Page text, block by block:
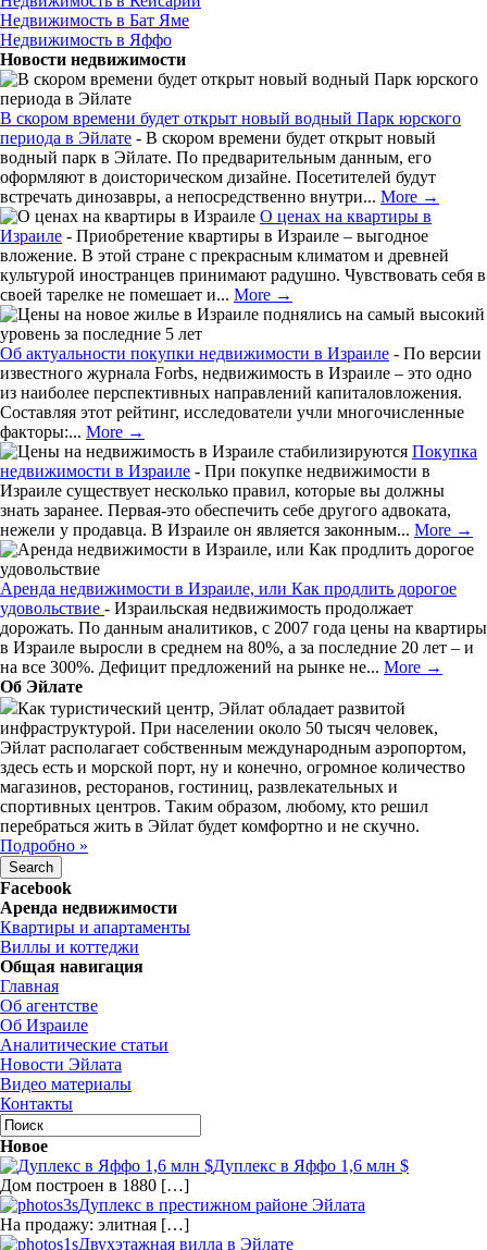
Недвижимость в Бат Яме
Недвижимость в Яффо
Новости недвижимости
В скором времени будет открыт новый водный Парк юрского
периода в Эйлате - В скором времени будет открыт новый
водный парк в Эйлате. По предварительным данным, его
оформляют в доисторическом дизайне. Посетителей будут
встречать динозавры, а непосредственно внутри... More →
О ценах на квартиры в
Израиле - Приобретение квартиры в Израиле – выгодное
вложение. В этой стране с прекрасным климатом и древней
культурой иностранцев принимают радушно. Чувствовать себя в
своей тарелке не помешает и... More →
Об актуальности покупки недвижимости в Израиле - По версии
известного журнала Forbs, недвижимость в Израиле – это одно
из наиболее перспективных направлений капиталовложения.
Составляя этот рейтинг, исследователи учли многочисленные
факторы:... More →
Покупка
недвижимости в Израиле - При покупке недвижимости в
Израиле существует несколько правил, которые вы должны
знать заранее. Первая-это обеспечить себе другого адвоката,
нежели у продавца. В Израиле он является законным... More →
Аренда недвижимости в Израиле, или Как продлить дорогое
удовольствие - Израильская недвижимость продолжает
дорожать. По данным аналитиков, с 2007 года цены на квартиры
в Израиле выросли в среднем на 80%, а за последние 20 лет – и
на все 300%. Дефицит предложений на рынке не... More →
Об Эйлате
Как туристический центр, Эйлат обладает развитой
инфраструктурой. При населении около 50 тысяч человек,
Эйлат располагает собственным международным аэропортом,
здесь есть и морской порт, ну и конечно, огромное количество
магазинов, ресторанов, гостиниц, развлекательных и
спортивных центров. Таким образом, любому, кто решил
перебраться жить в Эйлат будет комфортно и не скучно.
Подробно »
Facebook
Аренда недвижимости
Квартиры и апартаменты
Виллы и коттеджи
Общая навигация
Главная
Об агентстве
Об Израиле
Аналитические статьи
Новости Эйлата
Видео материалы
Контакты
Новое
Дуплекс в Яффо 1,6 млн $
Дом построен в 1880 […]
Дуплекс в престижном районе Эйлата
На продажу: элитная […]
Двухэтажная вилла в Эйлате